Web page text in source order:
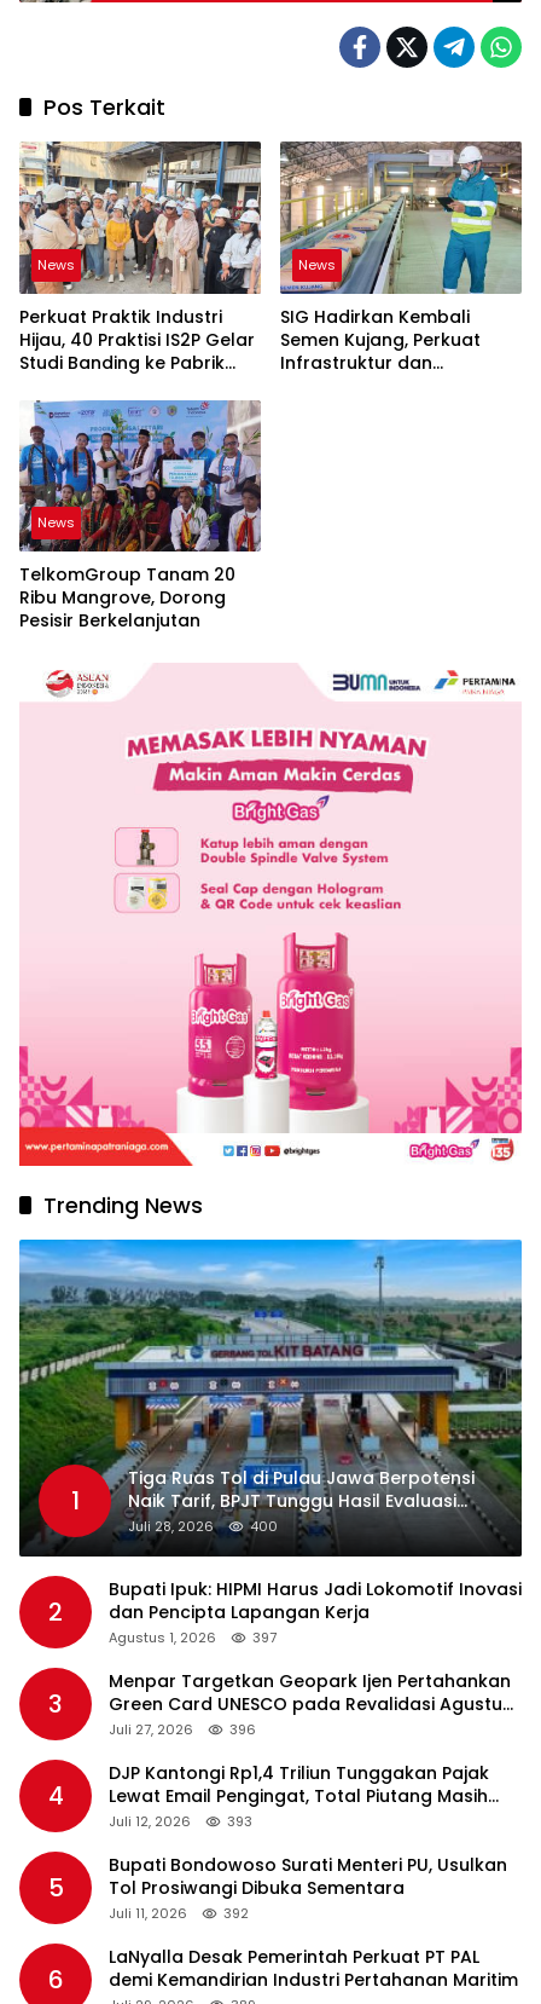
Pos Terkait
News
Perkuat Praktik Industri
Hijau, 40 Praktisi IS2P Gelar
Studi Banding ke Pabrik
News
SIG Hadirkan Kembali
Semen Kujang, Perkuat
Infrastruktur dan
News
TelkomGroup Tanam 20
Ribu Mangrove, Dorong
Pesisir Berkelanjutan
Trending News
1
Tiga Ruas Tol di Pulau Jawa Berpotensi
Naik Tarif, BPJT Tunggu Hasil Evaluasi
Standar Pelayanan
Juli 28, 2026 400
2
Bupati Ipuk: HIPMI Harus Jadi Lokomotif Inovasi
dan Pencipta Lapangan Kerja
Agustus 1, 2026 397
3
Menpar Targetkan Geopark Ijen Pertahankan
Green Card UNESCO pada Revalidasi Agustus
2026
Juli 27, 2026 396
4
DJP Kantongi Rp1,4 Triliun Tunggakan Pajak
Lewat Email Pengingat, Total Piutang Masih
Rp36 Triliun
Juli 12, 2026 393
5
Bupati Bondowoso Surati Menteri PU, Usulkan
Tol Prosiwangi Dibuka Sementara
Juli 11, 2026 392
6
LaNyalla Desak Pemerintah Perkuat PT PAL
demi Kemandirian Industri Pertahanan Maritim